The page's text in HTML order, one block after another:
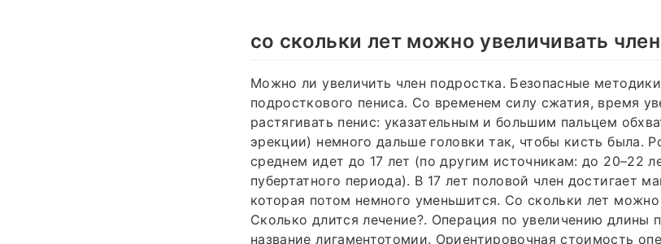
со скольки лет можно увеличивать член
Можно ли увеличить член подростка. Безопасные
подросткового пениса. Со временем силу сжатия, время
растягивать пенис: указательным и большим пальцем
эрекции) немного дальше головки так, чтобы кисть была.
среднем идет до 17 лет (по другим источникам: до 20–22
пубертатного периода). В 17 лет половой член достигает
которая потом немного уменьшится. Со скольки лет
Сколько длится лечение?. Операция по увеличению длины
название лигаментотомии. Ориентировочная стоимость